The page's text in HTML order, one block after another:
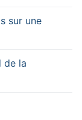
sur une
de la